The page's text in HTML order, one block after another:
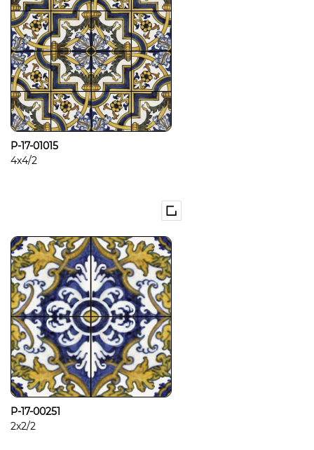
P-17-01015
4x4/2
P-17-00251
2x2/2